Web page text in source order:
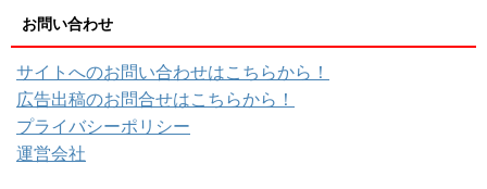
お問い合わせ
サイトへのお問い合わせはこちらから！
広告出稿のお問合せはこちらから！
プライバシーポリシー
運営会社